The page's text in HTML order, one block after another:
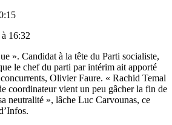
16:32
». Candidat à la tête du Parti socialiste,
le chef du parti par intérim ait apporté
Olivier Faure. « Rachid Temal
coordinateur vient un peu gâcher la fin de
neutralité », lâche Luc Carvounas, ce